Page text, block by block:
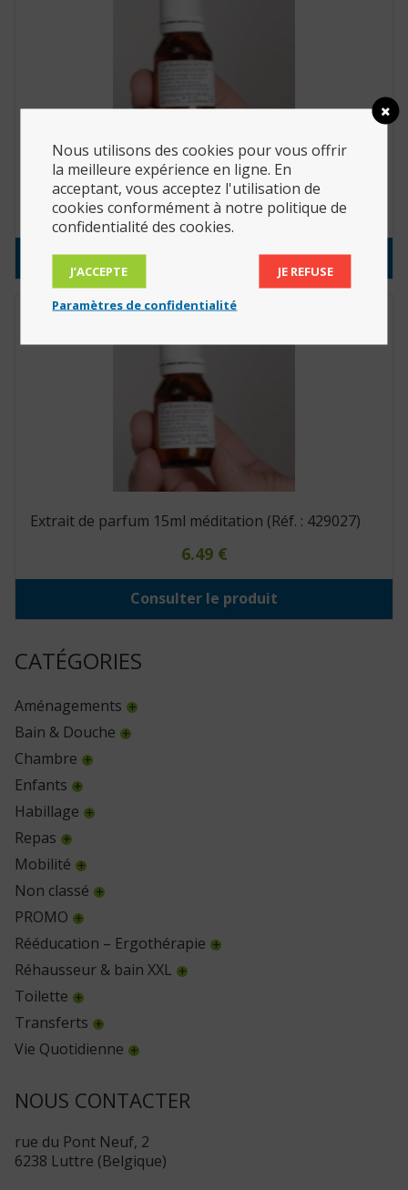
CATÉGORIES
Aménagements
Bain & Douche
Chambre
Enfants
Habillage
Repas
Mobilité
Non classé
PROMO
Rééducation – Ergothérapie
Réhausseur & bain XXL
Toilette
Transferts
Vie Quotidienne
NOUS CONTACTER
rue du Pont Neuf, 2
6238 Luttre (Belgique)
Extrait de parfum 15ml kamasutra (Réf. : 429028)
6.49€
Consulter le produit
Extrait de parfum 15ml méditation (Réf. : 429027)
6.49 €
Consulter le produit
Nous utilisons des cookies pour vous offrir
la meilleure expérience en ligne. En
acceptant, vous acceptez l'utilisation de
cookies conformément à notre politique de
confidentialité des cookies.
J’ACCEPTE JE REFUSE
Paramètres de confidentialité